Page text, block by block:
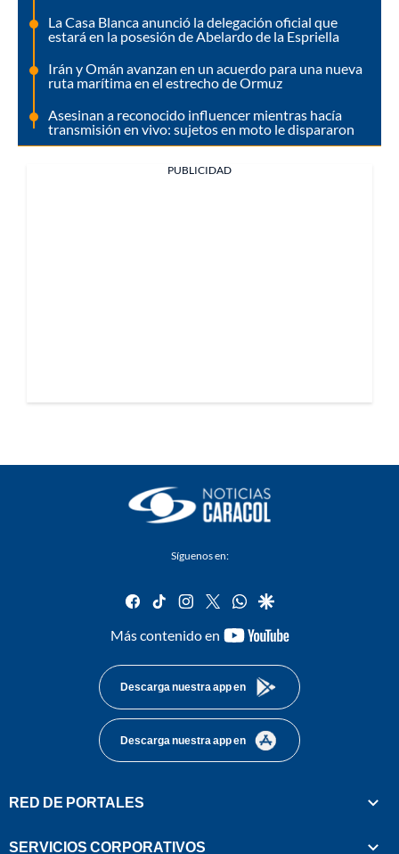
La Casa Blanca anunció la delegación oficial que
estará en la posesión de Abelardo de la Espriella
Irán y Omán avanzan en un acuerdo para una nueva
ruta marítima en el estrecho de Ormuz
Asesinan a reconocido influencer mientras hacía
transmisión en vivo: sujetos en moto le dispararon
PUBLICIDAD
Síguenos en:
facebook
tiktok instagram
twitterwhatsapp
google
Más contenido en
youtube-
Descarga nuestra app en
Descarga nuestra app en
RED DE PORTALES
SERVICIOS CORPORATIVOS